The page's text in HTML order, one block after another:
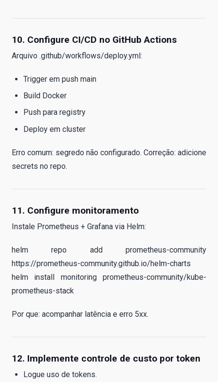
10. Configure CI/CD no GitHub Actions
Arquivo .github/workflows/deploy.yml:
Trigger em push main
Build Docker
Push para registry
Deploy em cluster
Erro comum: segredo não configurado. Correção: adicione
secrets no repo.
11. Configure monitoramento
Instale Prometheus + Grafana via Helm:
helm repo add prometheus-community
https://prometheus-community.github.io/helm-charts
helm install monitoring prometheus-community/kube-
prometheus-stack
Por que: acompanhar latência e erro 5xx.
12. Implemente controle de custo por token
Logue uso de tokens.